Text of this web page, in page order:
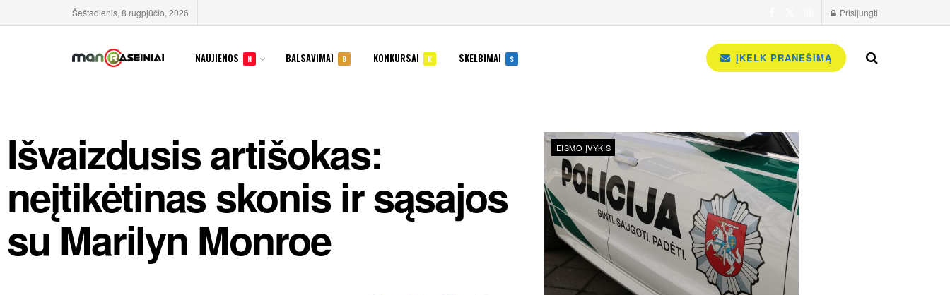
Šeštadienis, 8 rugpjūčio, 2026 Prisijungti
NAUJIENOS N BALSAVIMAI B KONKURSAI K SKELBIMAI S ĮKELK PRANEŠIMĄ
Išvaizdusis artišokas:
neįtikėtinas skonis ir sąsajos
su Marilyn Monroe
EISMO ĮVYKIS